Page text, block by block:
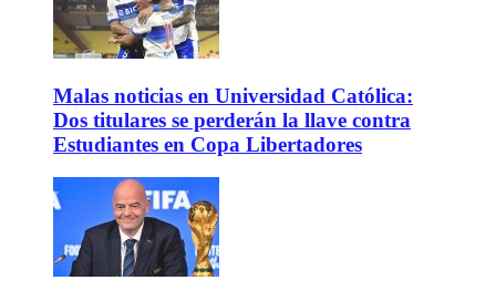
Malas noticias en Universidad Católica:
Dos titulares se perderán la llave contra
Estudiantes en Copa Libertadores